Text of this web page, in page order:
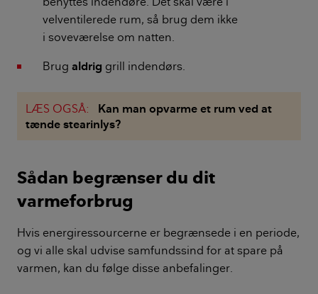
velventilerede rum, så brug dem ikke
i soveværelse om natten.
Brug aldrig grill indendørs.
LÆS OGSÅ:
Kan man opvarme et rum ved at
tænde stearinlys?
Sådan begrænser du dit
varmeforbrug
Hvis energiressourcerne er begrænsede i en periode,
og vi alle skal udvise samfundssind for at spare på
varmen, kan du følge disse anbefalinger.